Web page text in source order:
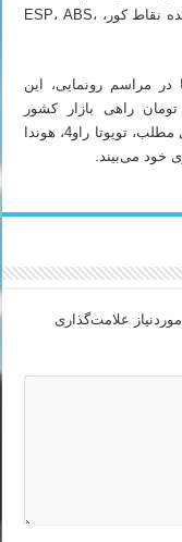
هشدار خروج از خط حرکت، سامانه تشخیص‌دهنده نقاط کور، ESP، ABS،
مراسم رونمایی، این
با بهای 248 میلیون تومان راهی بازار کشور
می‌شود. درنتیجه علاوه ‌بر رقبای مذکور در ابتدای مطلب، تویوتا راو4، هوندا
علامت‌گذاری